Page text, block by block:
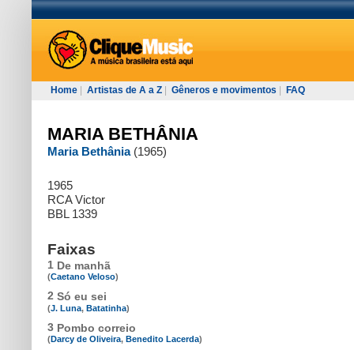
Home Artistas de A a Z Gêneros e movimentos FAQ
MARIA BETHÂNIA
Maria Bethânia (1965)
1965
RCA Victor
BBL 1339
Faixas
1 De manhã
(Caetano Veloso)
2 Só eu sei
(J. Luna, Batatinha)
3 Pombo correio
(Darcy de Oliveira, Benedito Lacerda)